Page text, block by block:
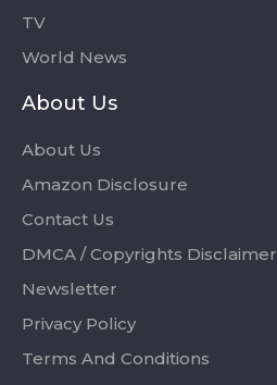
TV
World News
About Us
About Us
Amazon Disclosure
Contact Us
DMCA / Copyrights Disclaimer
Newsletter
Privacy Policy
Terms And Conditions